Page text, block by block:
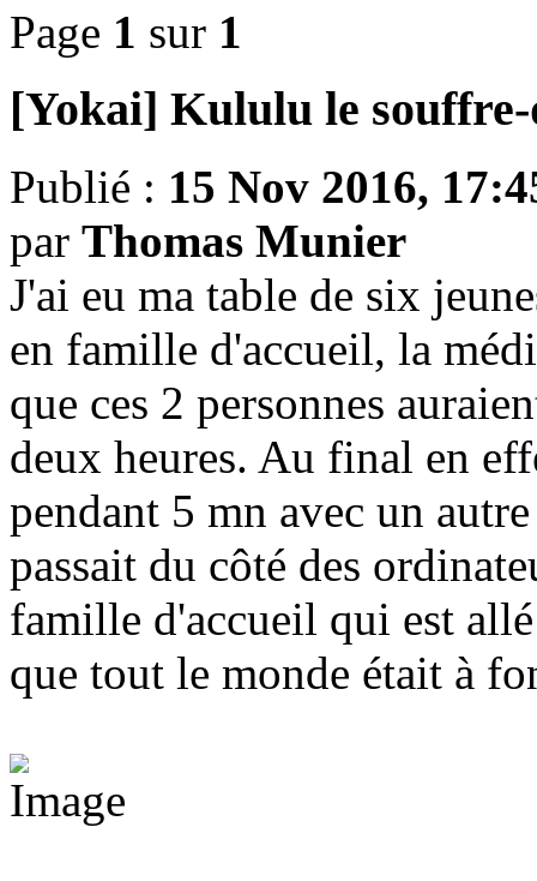
Page 1 sur 1
[Yokai] Kululu le
Publié : 15 Nov 2016,
par Thomas Munier
J'ai eu ma table de six
en famille d'accueil, la
que ces 2 personnes
deux heures. Au final en
pendant 5 mn avec un
passait du côté des
famille d'accueil qui est
que tout le monde était à